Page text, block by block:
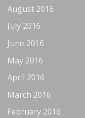
August 2016
July 2016
June 2016
May 2016
April 2016
March 2016
February 2016